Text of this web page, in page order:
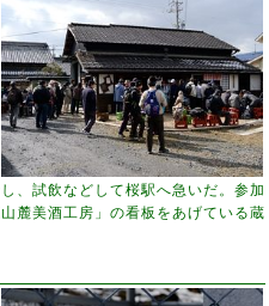
、試飲などして桜駅へ急いだ。参加
麓美酒工房」の看板をあげている蔵